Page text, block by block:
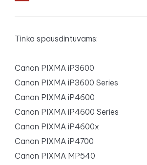
Tinka spausdintuvams:
Canon PIXMA iP3600
Canon PIXMA iP3600 Series
Canon PIXMA iP4600
Canon PIXMA iP4600 Series
Canon PIXMA iP4600x
Canon PIXMA iP4700
Canon PIXMA MP540